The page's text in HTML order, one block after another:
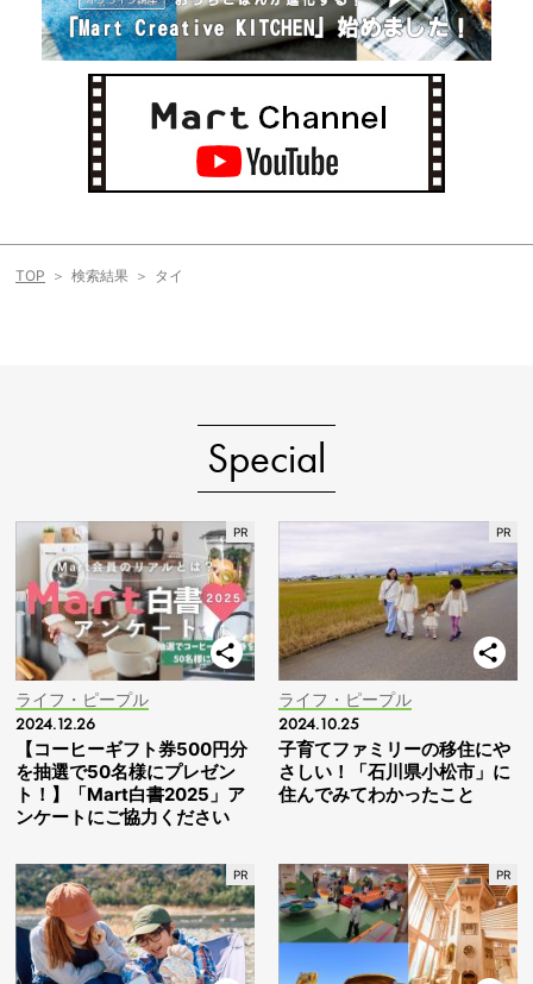
TOP 検索結果 タイ
Special
ライフ・ピープル
2024.12.26
【コーヒーギフト券500円分
を抽選で50名様にプレゼン
ト！】「Mart白書2025」ア
ンケートにご協力ください
ライフ・ピープル
2024.10.25
子育てファミリーの移住にや
さしい！「石川県小松市」に
住んでみてわかったこと